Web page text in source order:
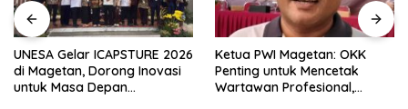
UNESA Gelar ICAPSTURE 2026
di Magetan, Dorong Inovasi
untuk Masa Depan
Ketua PWI Magetan: OKK
Penting untuk Mencetak
Wartawan Profesional,